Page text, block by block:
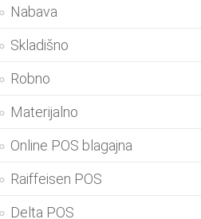
Nabava
Skladišno
Robno
Materijalno
Online POS blagajna
Raiffeisen POS
Delta POS